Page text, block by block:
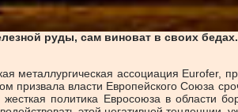
руды, сам виноват в своих бедах.
металлургическая ассоциация Eurofer,
призвала власти Европейского Союза
политика Евросоюза в области